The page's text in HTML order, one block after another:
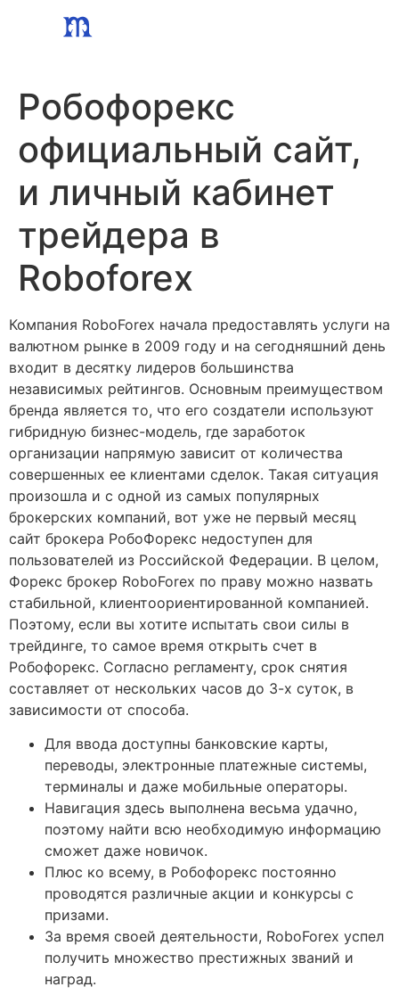
Робофорекс
официальный сайт,
и личный кабинет
трейдера в
Roboforex
Компания RoboForex начала предоставлять услуги на
валютном рынке в 2009 году и на сегодняшний день
входит в десятку лидеров большинства
независимых рейтингов. Основным преимуществом
бренда является то, что его создатели используют
гибридную бизнес-модель, где заработок
организации напрямую зависит от количества
совершенных ее клиентами сделок. Такая ситуация
произошла и с одной из самых популярных
брокерских компаний, вот уже не первый месяц
сайт брокера РобоФорекс недоступен для
пользователей из Российской Федерации. В целом,
Форекс брокер RoboForex по праву можно назвать
стабильной, клиентоориентированной компанией.
Поэтому, если вы хотите испытать свои силы в
трейдинге, то самое время открыть счет в
Робофорекс. Согласно регламенту, срок снятия
составляет от нескольких часов до 3-х суток, в
зависимости от способа.
Для ввода доступны банковские карты,
переводы, электронные платежные системы,
терминалы и даже мобильные операторы.
Навигация здесь выполнена весьма удачно,
поэтому найти всю необходимую информацию
сможет даже новичок.
Плюс ко всему, в Робофорекс постоянно
проводятся различные акции и конкурсы с
призами.
За время своей деятельности, RoboForex успел
получить множество престижных званий и
наград.